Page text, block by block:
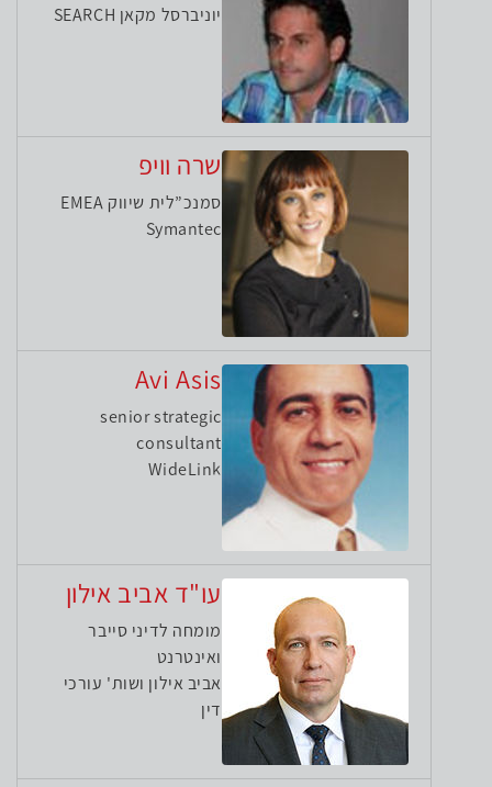
יוניברסל מקאן SEARCH
שרה וויפ
סמנכ”לית שיווק EMEA
Symantec
Avi Asis
senior strategic
consultant
WideLink
עו"ד אביב אילון
מומחה לדיני סייבר
ואינטרנט
אביב אילון ושות' עורכי
דין